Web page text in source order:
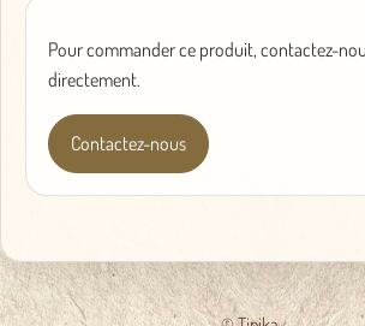
Pour commander ce produit, contactez-
directement.
Contactez-nous